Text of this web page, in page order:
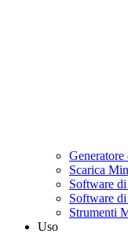
Scarica
Software
Software
Strumenti
Uso